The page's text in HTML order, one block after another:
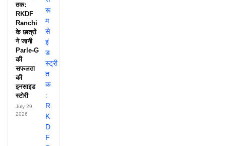
तक:
RKDF
Ranchi
के छात्रों
ने जानी
Parle-G
की
सफलता
की
इनसाइड
स्टोरी
July 29,
2026